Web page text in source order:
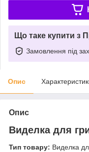
Що таке купити з
Замовлення під
Опис
Опис
Виделка для
Тип товару: Виделка